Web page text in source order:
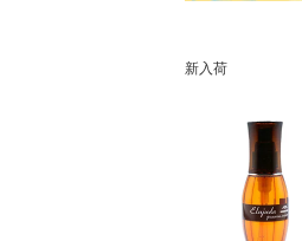
新入荷